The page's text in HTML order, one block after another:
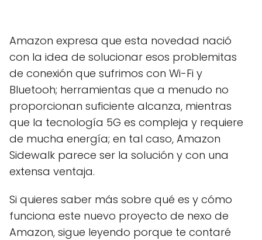
Amazon expresa que esta novedad nació
con la idea de solucionar esos problemitas
de conexión que sufrimos con Wi-Fi y
Bluetooh; herramientas que a menudo no
proporcionan suficiente alcanza, mientras
que la tecnología 5G es compleja y requiere
de mucha energía; en tal caso, Amazon
Sidewalk parece ser la solución y con una
extensa ventaja.
Si quieres saber más sobre qué es y cómo
funciona este nuevo proyecto de nexo de
Amazon, sigue leyendo porque te contaré